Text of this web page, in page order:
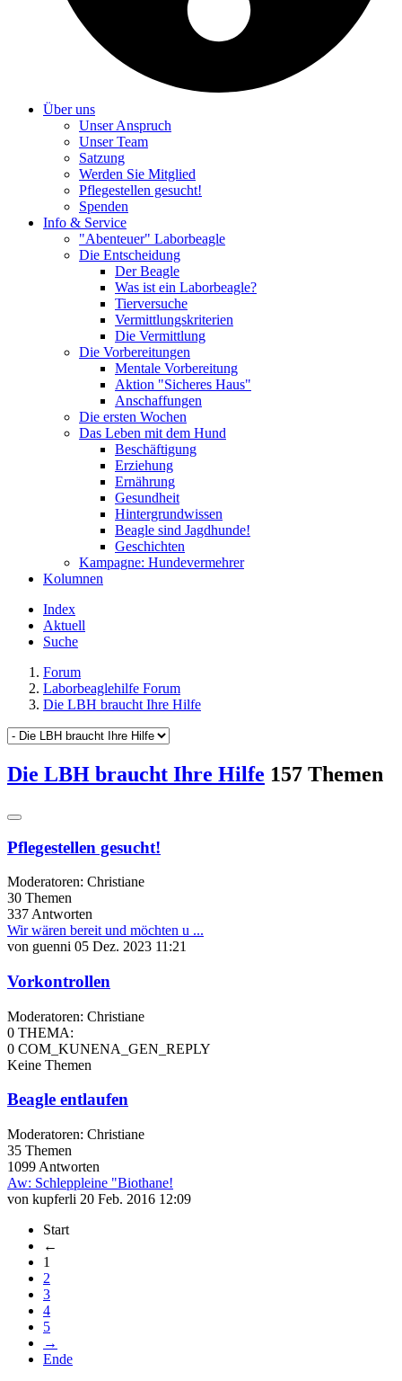
Über uns
Unser Anspruch
Unser Team
Satzung
Werden Sie Mitglied
Pflegestellen gesucht!
Spenden
Info & Service
"Abenteuer" Laborbeagle
Die Entscheidung
Der Beagle
Was ist ein Laborbeagle?
Tierversuche
Vermittlungskriterien
Die Vermittlung
Die Vorbereitungen
Mentale Vorbereitung
Aktion "Sicheres Haus"
Anschaffungen
Die ersten Wochen
Das Leben mit dem Hund
Beschäftigung
Erziehung
Ernährung
Gesundheit
Hintergrundwissen
Beagle sind Jagdhunde!
Geschichten
Kampagne: Hundevermehrer
Kolumnen
Index
Aktuell
Suche
Forum
Laborbeaglehilfe Forum
Die LBH braucht Ihre Hilfe
Die LBH braucht Ihre Hilfe 157 Themen
Pflegestellen gesucht!
Moderatoren: Christiane
30 Themen
337 Antworten
Wir wären bereit und möchten u ...
von guenni 05 Dez. 2023 11:21
Vorkontrollen
Moderatoren: Christiane
0 THEMA:
0 COM_KUNENA_GEN_REPLY
Keine Themen
Beagle entlaufen
Moderatoren: Christiane
35 Themen
1099 Antworten
Aw: Schleppleine "Biothane!
von kupferli 20 Feb. 2016 12:09
Start
←
1
2
3
4
5
→
Ende